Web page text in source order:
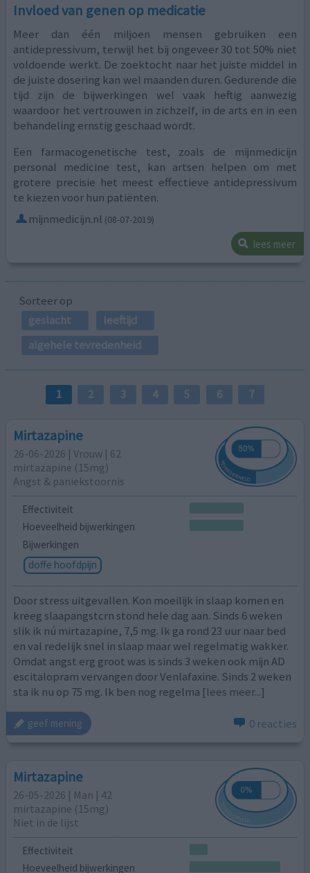
Invloed van genen op medicatie
Meer dan één miljoen mensen gebruiken een
antidepressivum, terwijl het bij ongeveer 30 tot 50% niet
voldoende werkt. De zoektocht naar het juiste middel in
de juiste dosering kan wel maanden duren. Gedurende die
tijd zijn de bijwerkingen wel vaak heftig aanwezig
waardoor het vertrouwen in zichzelf, in de arts en in een
behandeling ernstig geschaad wordt.
Een farmacogenetische test, zoals de mijnmedicijn
personal medicine test, kan artsen helpen om met
grotere precisie het meest effectieve antidepressivum
te kiezen voor hun patiënten.
mijnmedicijn.nl (08-07-2019)
lees meer
Sorteer op
geslacht
leeftijd
algehele tevredenheid
1 2 3 4 5 6 7
Mirtazapine
26-06-2026 | Vrouw | 62
mirtazapine (15mg)
Angst & paniekstoornis
Effectiviteit
Hoeveelheid bijwerkingen
Bijwerkingen
doffe hoofdpijn
Door stress uitgevallen. Kon moeilijk in slaap komen en
kreeg slaapangstcrn stond hele dag aan. Sinds 6 weken
slik ik nú mirtazapine, 7,5 mg. Ik ga rond 23 uur naar bed
en val redelijk snel in slaap maar wel regelmatig wakker.
Omdat angst erg groot was is sinds 3 weken ook mijn AD
escitalopram vervangen door Venlafaxine. Sinds 2 weken
sta ik nu op 75 mg. Ik ben nog regelma [lees meer...]
geef mening 0 reacties
Mirtazapine
26-05-2026 | Man | 42
mirtazapine (15mg)
Niet in de lijst
Effectiviteit
Hoeveelheid bijwerkingen